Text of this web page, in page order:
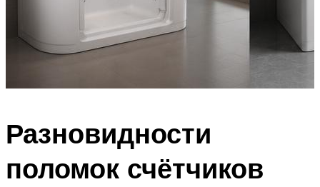
Разновидности
поломок счётчиков